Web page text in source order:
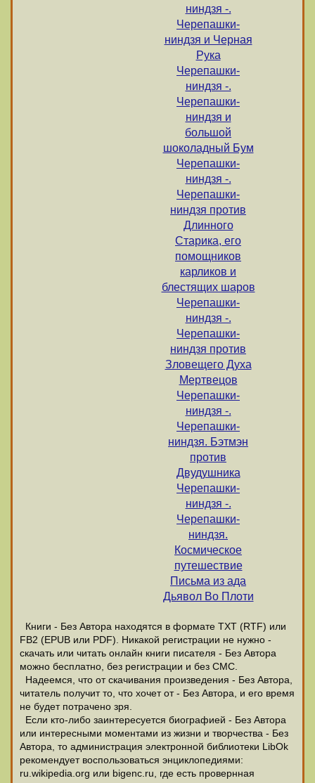
ниндзя -.
Черепашки-
ниндзя и Черная
Рука
Черепашки-
ниндзя -.
Черепашки-
ниндзя и
большой
шоколадный Бум
Черепашки-
ниндзя -.
Черепашки-
ниндзя против
Длинного
Старика, его
помощников
карликов и
блестящих шаров
Черепашки-
ниндзя -.
Черепашки-
ниндзя против
Зловещего Духа
Мертвецов
Черепашки-
ниндзя -.
Черепашки-
ниндзя. Бэтмэн
против
Двудушника
Черепашки-
ниндзя -.
Черепашки-
ниндзя.
Космическое
путешествие
Письма из ада
Дьявол Во Плоти
Книги - Без Автора находятся в формате ТХТ (RTF) или
FB2 (EPUB или PDF). Никакой регистрации не нужно -
скачать или читать онлайн книги писателя - Без Автора
можно бесплатно, без регистрации и без СМС.
Надеемся, что от скачивания произведения - Без Автора,
читатель получит то, что хочет от - Без Автора, и его время
не будет потрачено зря.
Если кто-либо заинтересуется биографией - Без Автора
или интересными моментами из жизни и творчества - Без
Автора, то администрация электронной библиотеки LibOk
рекомендует воспользоваться энциклопедиями:
ru.wikipedia.org или bigenc.ru, где есть провернная